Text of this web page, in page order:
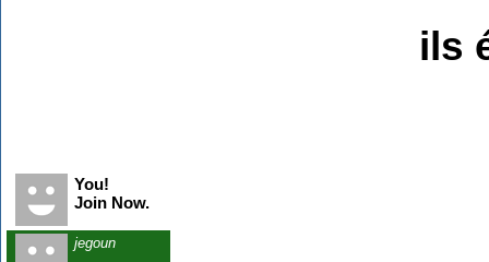
ils
You!
Join Now.
jegoun